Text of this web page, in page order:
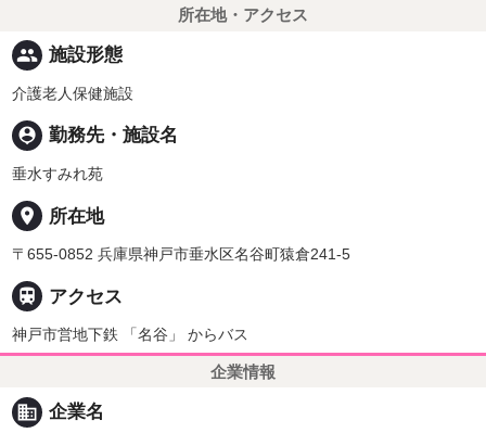
所在地・アクセス
people 施設形態
介護老人保健施設
person_pin 勤務先・施設名
垂水すみれ苑
place 所在地
〒655-0852 兵庫県神戸市垂水区名谷町猿倉241-5
 アクセス
神戸市営地下鉄 「名谷」 からバス
企業情報
business 企業名